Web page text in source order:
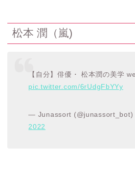
松本 潤（嵐)
【自分】俳優・ 松本潤の美学
pic.twitter.com/6rUdgFbYYy
— Junassort
2022